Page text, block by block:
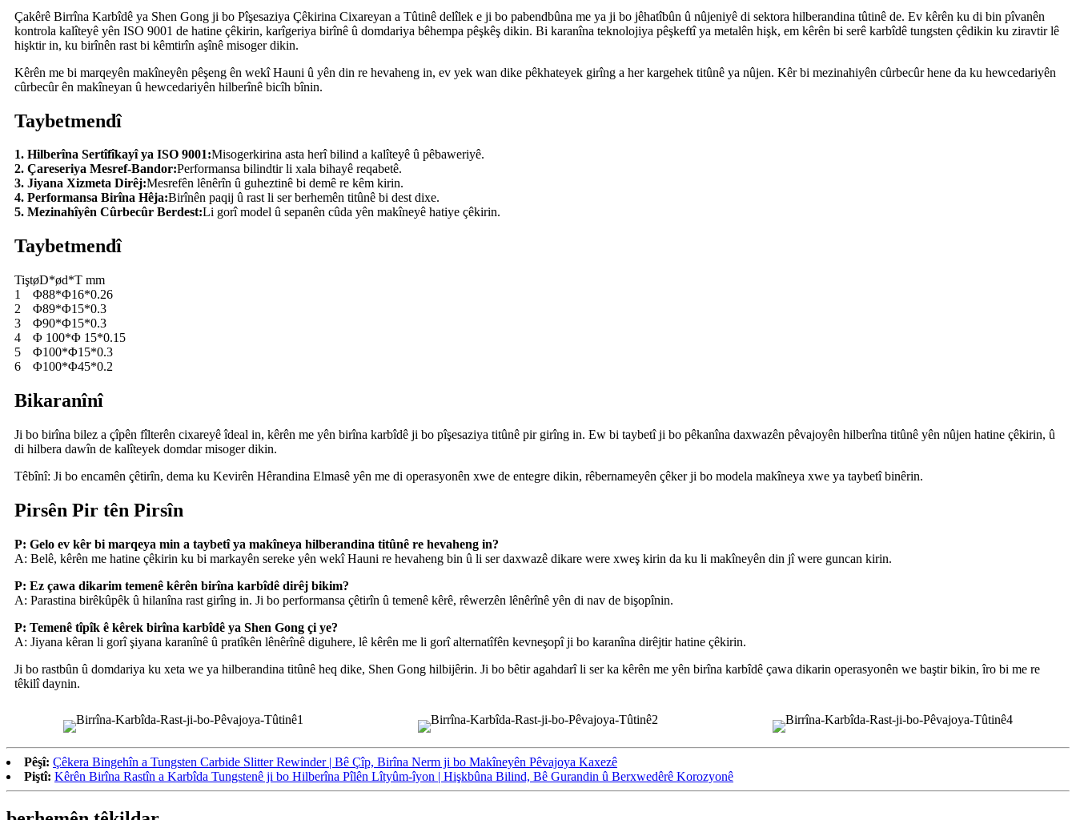
Çakêrê Birrîna Karbîdê ya Shen Gong ji bo Pîşesaziya Çêkirina Cixareyan a Tûtinê delîlek e ji bo pabendbûna me ya ji bo jêhatîbûn û nûjeniyê di sektora hilberandina tûtinê de. Ev kêrên ku di bin pîvanên
kontrola kalîteyê yên ISO 9001 de hatine çêkirin, karîgeriya birînê û domdariya bêhempa pêşkêş dikin. Bi karanîna teknolojiya pêşkeftî ya metalên hişk, em kêrên bi serê karbîdê tungsten çêdikin ku ziravtir lê
hişktir in, ku birînên rast bi kêmtirîn aşînê misoger dikin.
Kêrên me bi marqeyên makîneyên pêşeng ên wekî Hauni û yên din re hevaheng in, ev yek wan dike pêkhateyek girîng a her kargehek titûnê ya nûjen. Kêr bi mezinahiyên cûrbecûr hene da ku hewcedariyên
cûrbecûr ên makîneyan û hewcedariyên hilberînê bicîh bînin.
Taybetmendî
1. Hilberîna Sertîfîkayî ya ISO 9001:Misogerkirina asta herî bilind a kalîteyê û pêbaweriyê.
2. Çareseriya Mesref-Bandor:Performansa bilindtir li xala bihayê reqabetê.
3. Jiyana Xizmeta Dirêj:Mesrefên lênêrîn û guheztinê bi demê re kêm kirin.
4. Performansa Birîna Hêja:Birînên paqij û rast li ser berhemên titûnê bi dest dixe.
5. Mezinahîyên Cûrbecûr Berdest:Li gorî model û sepanên cûda yên makîneyê hatiye çêkirin.
Taybetmendî
TiştøD*ød*T mm
1
Φ88*Φ16*0.26
2
Φ89*Φ15*0.3
3
Φ90*Φ15*0.3
4
Φ 100*Φ 15*0.15
5
Φ100*Φ15*0.3
6
Φ100*Φ45*0.2
Bikaranînî
Ji bo birîna bilez a çîpên fîlterên cixareyê îdeal in, kêrên me yên birîna karbîdê ji bo pîşesaziya titûnê pir girîng in. Ew bi taybetî ji bo pêkanîna daxwazên pêvajoyên hilberîna titûnê yên nûjen hatine çêkirin, û
di hilbera dawîn de kalîteyek domdar misoger dikin.
Têbînî: Ji bo encamên çêtirîn, dema ku Kevirên Hêrandina Elmasê yên me di operasyonên xwe de entegre dikin, rêbernameyên çêker ji bo modela makîneya xwe ya taybetî binêrin.
Pirsên Pir tên Pirsîn
P: Gelo ev kêr bi marqeya min a taybetî ya makîneya hilberandina titûnê re hevaheng in?
A: Belê, kêrên me hatine çêkirin ku bi markayên sereke yên wekî Hauni re hevaheng bin û li ser daxwazê ​​​​dikare were xweş kirin da ku li makîneyên din jî were guncan kirin.
P: Ez çawa dikarim temenê kêrên birîna karbîdê dirêj bikim?
A: Parastina birêkûpêk û hilanîna rast girîng in. Ji bo performansa çêtirîn û temenê kêrê, rêwerzên lênêrînê yên di nav de bişopînin.
P: Temenê tîpîk ê kêrek birîna karbîdê ya Shen Gong çi ye?
A: Jiyana kêran li gorî şiyana karanînê û pratîkên lênêrînê diguhere, lê kêrên me li gorî alternatîfên kevneşopî ji bo karanîna dirêjtir hatine çêkirin.
Ji bo rastbûn û domdariya ku xeta we ya hilberandina titûnê heq dike, Shen Gong hilbijêrin. Ji bo bêtir agahdarî li ser ka kêrên me yên birîna karbîdê çawa dikarin operasyonên we baştir bikin, îro bi me re
têkilî daynin.
Pêşî: Çêkera Bingehîn a Tungsten Carbide Slitter Rewinder | Bê Çîp, Birîna Nerm ji bo Makîneyên Pêvajoya Kaxezê
Piştî: Kêrên Birîna Rastîn a Karbîda Tungstenê ji bo Hilberîna Pîlên Lîtyûm-îyon | Hişkbûna Bilind, Bê Gurandin û Berxwedêrê Korozyonê